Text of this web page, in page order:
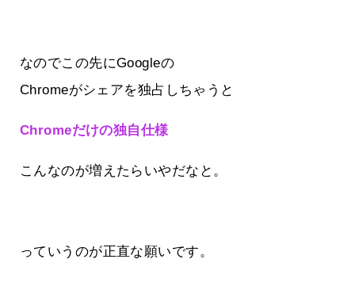
なのでこの先にGoogleの
Chromeがシェアを独占しちゃうと
Chromeだけの独自仕様
こんなのが増えたらいやだなと。
っていうのが正直な願いです。